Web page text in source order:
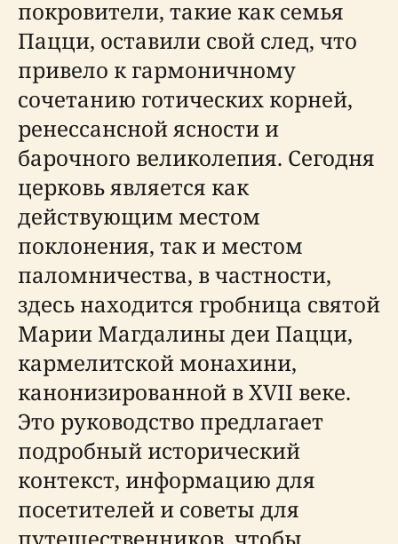
покровители, такие как семья
Пацци, оставили свой след, что
привело к гармоничному
сочетанию готических корней,
ренессансной ясности и
барочного великолепия. Сегодня
церковь является как
действующим местом
поклонения, так и местом
паломничества, в частности,
здесь находится гробница святой
Марии Магдалины деи Пацци,
кармелитской монахини,
канонизированной в XVII веке.
Это руководство предлагает
подробный исторический
контекст, информацию для
посетителей и советы для